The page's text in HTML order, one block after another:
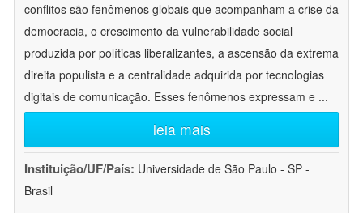
conflitos são fenômenos globais que acompanham a crise da
democracia, o crescimento da vulnerabilidade social
produzida por políticas liberalizantes, a ascensão da extrema
direita populista e a centralidade adquirida por tecnologias
digitais de comunicação. Esses fenômenos expressam e ...
leia mais
Instituição/UF/País: Universidade de São Paulo - SP -
Brasil